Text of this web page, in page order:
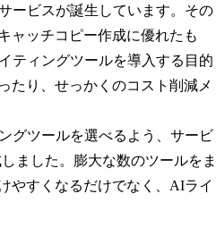
ービスが誕生しています。その
ャッチコピー作成に優れたも
ティングツールを導入する目的
たり、せっかくのコスト削減メ
グツールを選べるよう、サービ
ました。膨大な数のツールをま
やすくなるだけでなく、AIライ